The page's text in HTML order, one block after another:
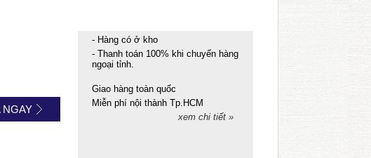
NGAY
- Hàng có ở kho
- Thanh toán 100% khi chuyển hàng
ngoại tỉnh.
Giao hàng toàn quốc
Miễn phí nội thành Tp.HCM
xem chi tiết »